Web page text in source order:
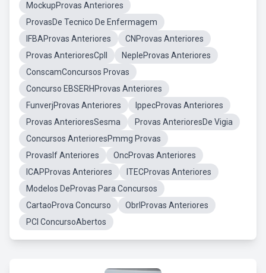
MockupProvas Anteriores
ProvasDe Tecnico De Enfermagem
IFBAProvas Anteriores
CNProvas Anteriores
Provas AnterioresCpll
NepleProvas Anteriores
ConscamConcursos Provas
Concurso EBSERHProvas Anteriores
FunverjProvas Anteriores
IppecProvas Anteriores
Provas AnterioresSesma
Provas AnterioresDe Vigia
Concursos AnterioresPmmg Provas
ProvasIf Anteriores
OncProvas Anteriores
ICAPProvas Anteriores
ITECProvas Anteriores
Modelos DeProvas Para Concursos
CartaoProva Concurso
ObrlProvas Anteriores
PCI ConcursoAbertos